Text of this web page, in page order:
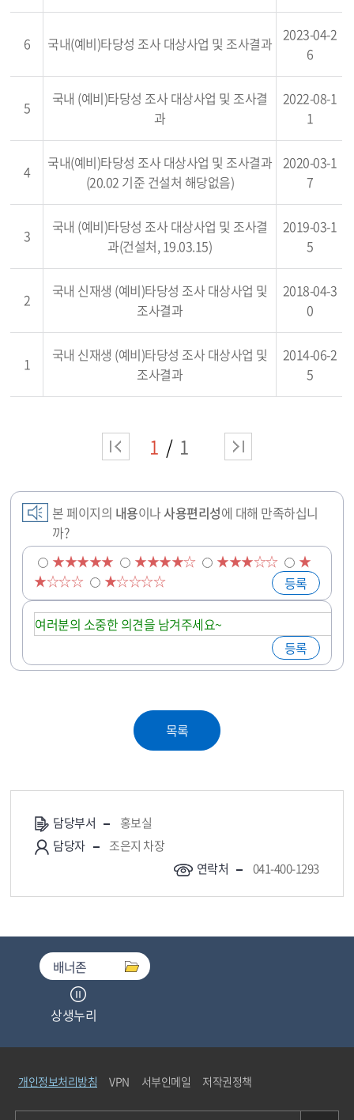
6 국내(예비)타당성 조사 대상사업 및 조사결과
2023-04-2
6
5
국내 (예비)타당성 조사 대상사업 및 조사결
과
2022-08-1
1
4
국내(예비)타당성 조사 대상사업 및 조사결과
(20.02 기준 건설처 해당없음)
2020-03-1
7
3
국내 (예비)타당성 조사 대상사업 및 조사결
과(건설처, 19.03.15)
2019-03-1
5
2
국내 신재생 (예비)타당성 조사 대상사업 및
조사결과
2018-04-3
0
1
국내 신재생 (예비)타당성 조사 대상사업 및
조사결과
2014-06-2
5
1 1
본 페이지의 내용이나사용편리성에 대해 만족하십니
까?
★★★★★
★★★★☆ ★★★☆☆
★
★☆☆☆
★☆☆☆☆
목록
담당부서
홍보실
담당자
조은지 차장
연락처
041-400-1293
배너존
상생누리
중소기업기술마켓
개인정보처리방침 VPN 서부인메일 저작권정책